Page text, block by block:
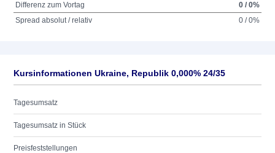
Differenz zum Vortag
0 / 0%
Spread absolut / relativ
0 / 0%
Kursinformationen Ukraine, Republik 0,000% 24/35
Tagesumsatz
Tagesumsatz in Stück
Preisfeststellungen